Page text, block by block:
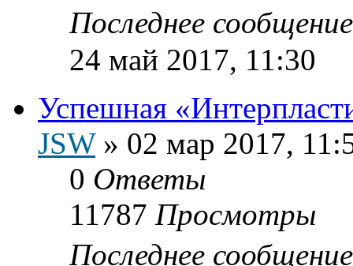
Последнее
24 май 2017, 11:30
Успешная
JSW» 02 мар 2017,
0 Ответы
11787 Просмотры
Последнее